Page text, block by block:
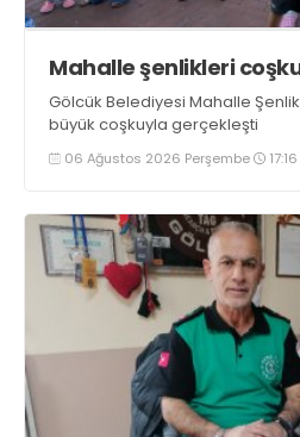
Mahalle şenlikleri
Gölcük Belediyesi Mahalle
büyük coşkuyla gerçekleşti
06 Ağustos 2026 Perşembe 17:16